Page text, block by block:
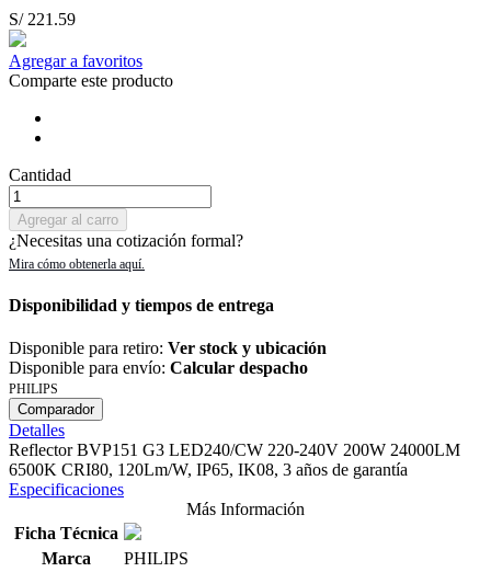
S/ 221.59
Agregar a favoritos
Comparte este producto
Cantidad
Agregar al carro
¿Necesitas una cotización formal?
Disponibilidad y tiempos de entrega
Disponible para retiro: Ver stock y ubicación
Disponible para envío: Calcular despacho
PHILIPS
Comparador
Detalles
Reflector BVP151 G3 LED240/CW 220-240V 200W 24000LM
6500K CRI80, 120Lm/W, IP65, IK08, 3 años de garantía
Especificaciones
Más Información
Ficha Técnica
Marca
PHILIPS